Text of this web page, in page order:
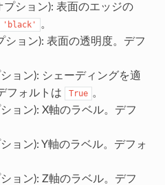
プション): 表面のエッジの
'black' 。
ション): 表面の透明度。デフ
ョン): シェーディングを適
フォルトは
True 。
ョン): X軸のラベル。デフ
ョン): Y軸のラベル。デフォ
ョン): Z軸のラベル。デフ